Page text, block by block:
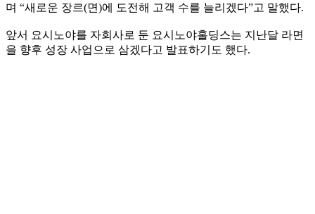
며 “새로운 장르(면)에 도전해 고객 수를 늘리겠다”고 말했다.
앞서 요시노야를 자회사로 둔 요시노야홀딩스는 지난달 라면
을 향후 성장 사업으로 삼겠다고 발표하기도 했다.